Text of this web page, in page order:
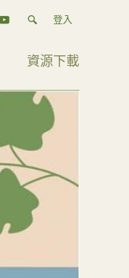
登入
資源下載